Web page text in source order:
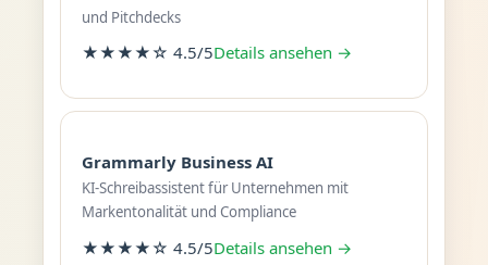
und Pitchdecks
★★★★☆ 4.5/5Details ansehen →
Grammarly Business AI
KI-Schreibassistent für Unternehmen mit
Markentonalität und Compliance
★★★★☆ 4.5/5Details ansehen →